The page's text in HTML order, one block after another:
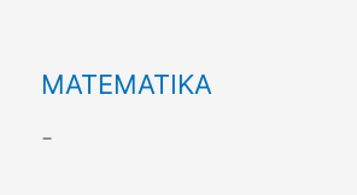
MATEMATIKA
-